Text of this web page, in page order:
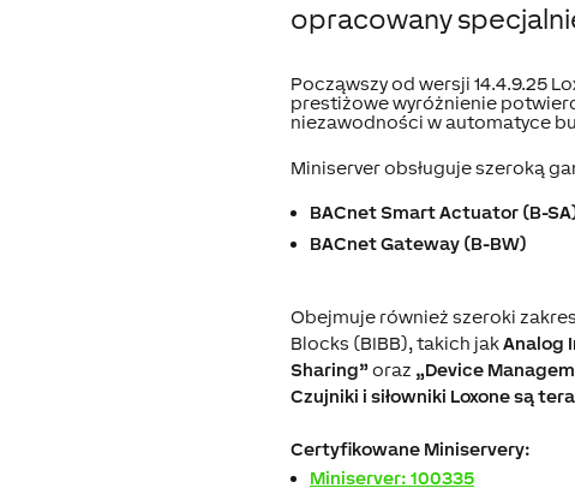
opracowany
Począwszy od wersji 14.4.9.25
prestiżowe wyróżnienie
niezawodności w automatyce
Miniserver obsługuje szeroką
BACnet Smart Actuator (B-
BACnet Gateway (B-BW)
Obejmuje również szeroki
Blocks (BIBB), takich jakAnalog
Sharing”oraz „Device
Czujniki i siłowniki Loxone są
Certyfikowane Miniservery:
Miniserver: 100335